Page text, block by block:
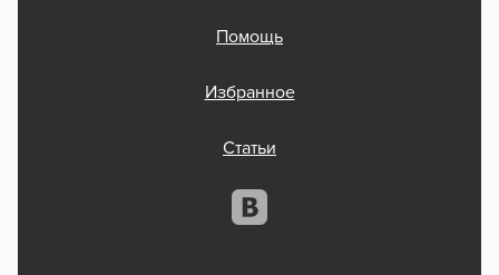
Помощь
Избранное
Статьи